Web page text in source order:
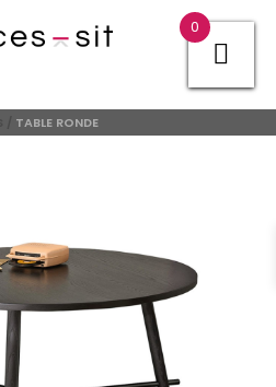
TABLE RONDE
0